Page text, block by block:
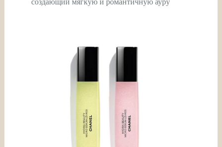
создающий мягкую и романтичную ауру